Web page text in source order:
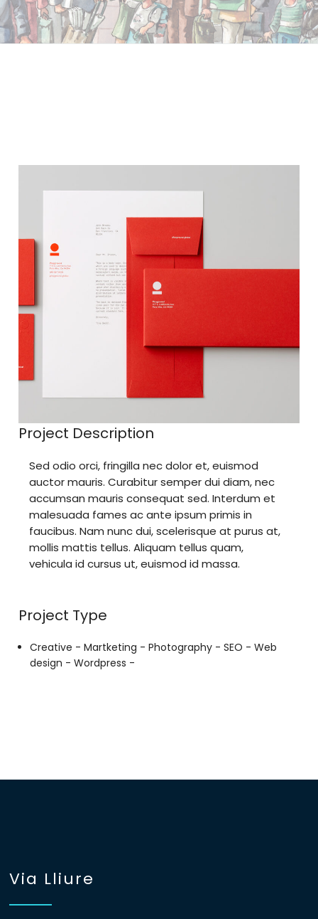
Project Description
Sed odio orci, fringilla nec dolor et, euismod
auctor mauris. Curabitur semper dui diam, nec
accumsan mauris consequat sed. Interdum et
malesuada fames ac ante ipsum primis in
faucibus. Nam nunc dui, scelerisque at purus at,
mollis mattis tellus. Aliquam tellus quam,
vehicula id cursus ut, euismod id massa.
Project Type
Creative - Martketing - Photography - SEO - Web
design - Wordpress -
Via Lliure